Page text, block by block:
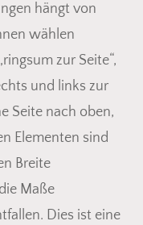
hängt von
wählen
zur Seite“,
und links zur
Seite nach oben,
Elementen sind
Breite
Maße
Dies ist eine